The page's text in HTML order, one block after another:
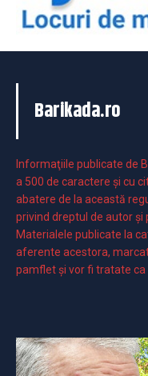
Barikada.ro
Informaţiile publicate de
a 500 de caractere şi cu
abatere de la această
privind dreptul de autor și
Materialele publicate la
aferente acestora,
pamflet și vor fi tratate ca